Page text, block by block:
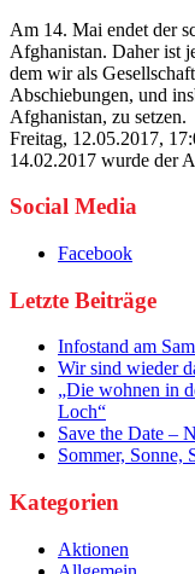
Am 14. Mai endet der
Afghanistan. Daher ist
dem wir als
Abschiebungen, und
Afghanistan, zu
Freitag, 12.05.2017,
14.02.2017 wurde der
Social Media
Facebook
Letzte Beiträge
Infostand am
Wir sind wieder
„Die wohnen in
Loch“
Save the Date –
Sommer, Sonne,
Kategorien
Aktionen